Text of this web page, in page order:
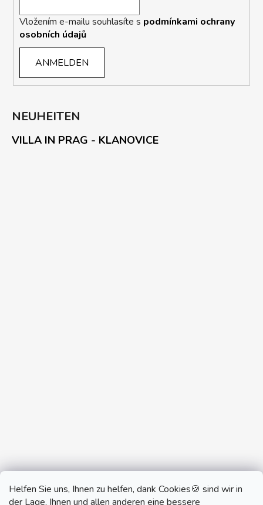
Helfen Sie uns, Ihnen zu helfen, dank Cookies🍪 sind wir in
der Lage, Ihnen und allen anderen eine bessere
Vložením e-mailu souhlasíte s podmínkami ochrany
osobních údajů
ANMELDEN
NEUHEITEN
VILLA IN PRAG - KLANOVICE